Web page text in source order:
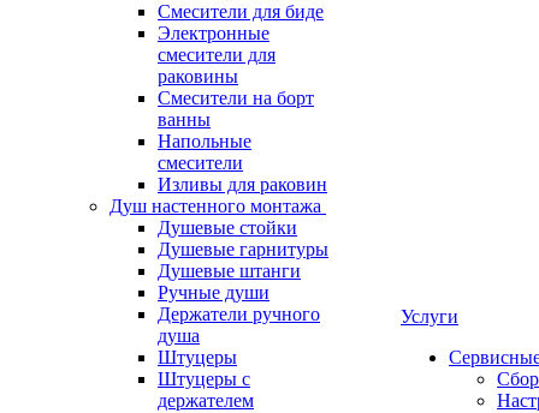
Смесители для биде
Электронные
смесители для
раковины
Смесители на борт
ванны
Напольные
смесители
Изливы для раковин
Душ настенного монтажа
Душевые стойки
Душевые гарнитуры
Душевые штанги
Ручные души
Держатели ручного
душа
Штуцеры
Штуцеры с
держателем
Услуги